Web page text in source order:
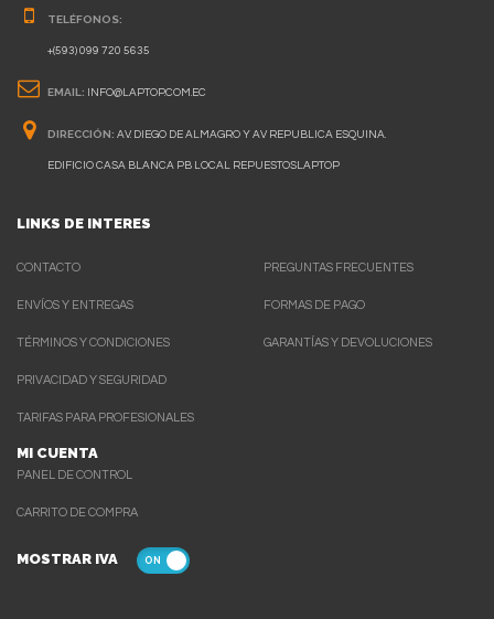
TELÉFONOS:
+(593) 099 720 5635
EMAIL: INFO@LAPTOP.COM.EC
DIRECCIÓN: AV. DIEGO DE ALMAGRO Y AV REPUBLICA ESQUINA.
EDIFICIO CASA BLANCA PB LOCAL REPUESTOSLAPTOP
LINKS DE INTERES
CONTACTO
ENVÍOS Y ENTREGAS
TÉRMINOS Y CONDICIONES
PRIVACIDAD Y SEGURIDAD
TARIFAS PARA PROFESIONALES
MI CUENTA
PANEL DE CONTROL
CARRITO DE COMPRA
PREGUNTAS FRECUENTES
FORMAS DE PAGO
GARANTÍAS Y DEVOLUCIONES
MOSTRAR IVA